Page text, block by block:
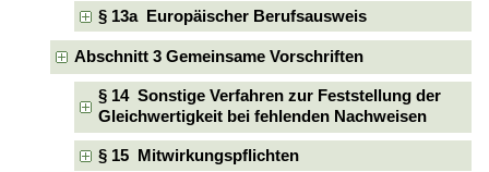
§ 13a Europäischer Berufsausweis
Abschnitt 3 Gemeinsame Vorschriften
§ 14 Sonstige Verfahren zur Feststellung der
Gleichwertigkeit bei fehlenden Nachweisen
§ 15 Mitwirkungspflichten